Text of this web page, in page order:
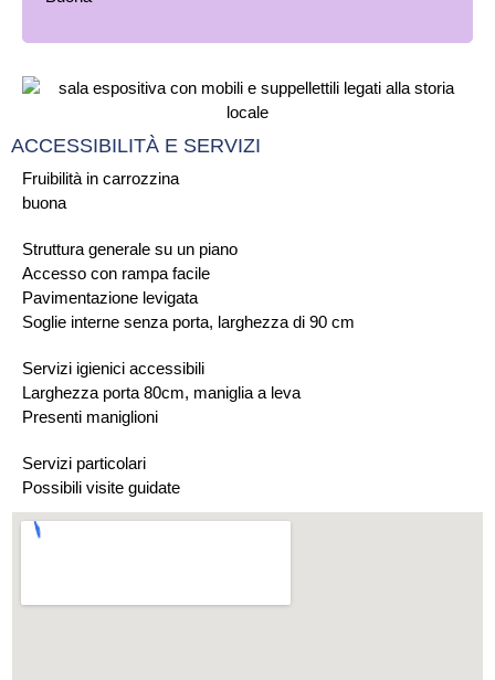
Fruibilità in carrozzina
buona
Struttura generale su un piano
Accesso con rampa facile
Pavimentazione levigata
Soglie interne senza porta, larghezza di 90 cm
Servizi igienici accessibili
Larghezza porta 80cm, maniglia a leva
Presenti maniglioni
Servizi particolari
Possibili visite guidate
ACCESSIBILITÀ E SERVIZI